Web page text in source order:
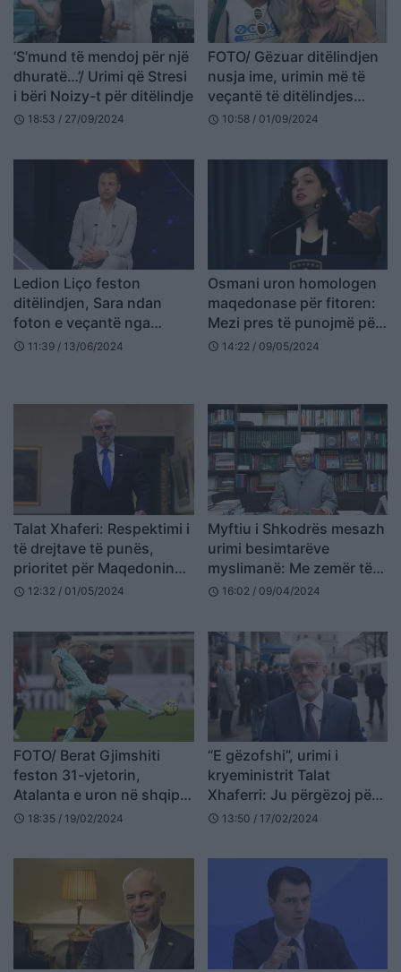
‘S’mund të mendoj për një
dhuratë…’/ Urimi që Stresi
i bëri Noizy-t për ditëlindje
schedule 18:53 / 27/09/2024
FOTO/ Gëzuar ditëlindjen
nusja ime, urimin më të
veçantë të ditëlindjes
Loredana e mori nga
schedule 10:58 / 01/09/2024
Ledion Liço feston
ditëlindjen, Sara ndan
foton e veçantë nga
dasma e tyre
schedule 11:39 / 13/06/2024
Osmani uron homologen
maqedonase për fitoren:
Mezi pres të punojmë për
thellimin e raporteve
schedule 14:22 / 09/05/2024
Talat Xhaferi: Respektimi i
të drejtave të punës,
prioritet për Maqedoninë
e Veriut në rrugën drejt
schedule 12:32 / 01/05/2024
Myftiu i Shkodrës mesazh
urimi besimtarëve
myslimanë: Me zemër të
mirë Fiter Bajramin! Të
schedule 16:02 / 09/04/2024
FOTO/ Berat Gjimshiti
feston 31-vjetorin,
Atalanta e uron në shqip
dhe me flamurin “kuqezi”
schedule 18:35 / 19/02/2024
“E gëzofshi”, urimi i
kryeministrit Talat
Xhaferri: Ju përgëzoj për
16 vjetorin e krijimit të
schedule 13:50 / 17/02/2024